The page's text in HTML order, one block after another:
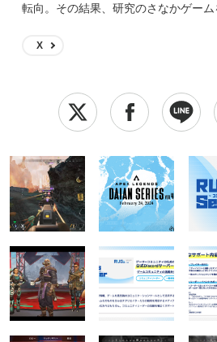
転向。その結果、研究のさなかゲー
ろしくお願いします。
X